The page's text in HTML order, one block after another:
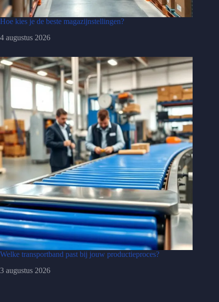
Hoe kies je de beste magazijnstellingen?
4 augustus 2026
Welke transportband past bij jouw productieproces?
3 augustus 2026